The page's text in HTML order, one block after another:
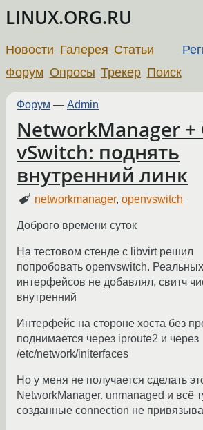
LINUX.ORG.RU
Новости Галерея Статьи
Форум Опросы Трекер Поиск
Форум — Admin
NetworkManager +
vSwitch: поднять
внутренний линк
networkmanager,openvswitch
Доброго времени суток
На тестовом стенде с libvirt решил
попробовать openvswitch. Реальных
интерфейсов не добавлял, свитч
внутренний
Интерфейс на стороне хоста без
поднимается через iproute2 и через
/etc/network/initerfaces
Но у меня не получается сделать
NetworkManager. unmanaged и всё
созданные connection не